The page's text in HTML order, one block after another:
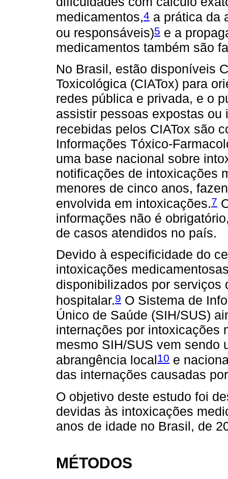
medicamentos,4 a prática da
ou responsáveis)5 e a
medicamentos também são
No Brasil, estão disponíveis
Toxicológica (CIATox) para
redes pública e privada, e o
assistir pessoas expostas ou
recebidas pelos CIATox são
Informações Tóxico-
uma base nacional sobre
notificações de intoxicações
menores de cinco anos,
envolvida em intoxicações.7
informações não é
de casos atendidos no país.
Devido à especificidade do
intoxicações
disponibilizados por serviços
hospitalar.9 O Sistema de
Único de Saúde (SIH/SUS)
internações por intoxicações
mesmo SIH/SUS vem sendo
abrangência local10 e
das internações causadas
O objetivo deste estudo foi
devidas às intoxicações
anos de idade no Brasil, de
MÉTODOS